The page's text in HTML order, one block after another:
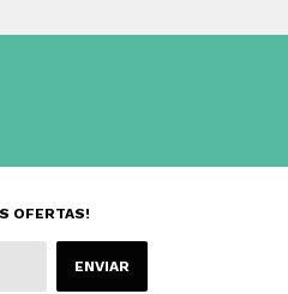
OFERTAS!